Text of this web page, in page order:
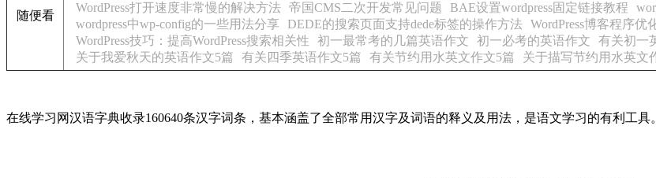
随便看
WordPress打开速度非常慢的解决方法 帝国CMS二次开发常见问题 BAE设置wordpress固定链接教程
wordpress中wp-config的一些用法分享
DEDE的搜索页面支持dede标签的操作方法 WordPress博客程序优
WordPress技巧：提高WordPress搜索相关性
初一最常考的几篇英语作文 初一必考的英语作文 有关初一
关于我爱秋天的英语作文5篇
有关四季英语作文5篇 有关节约用水英文作文5篇 关于描写节约用水英文
在线学习网汉语字典收录160640条汉字词条，基本涵盖了全部常用汉字及词语的释义及用法，是语文学习的有利工具。